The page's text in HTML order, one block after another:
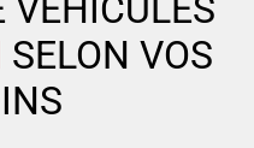
SELON VOS